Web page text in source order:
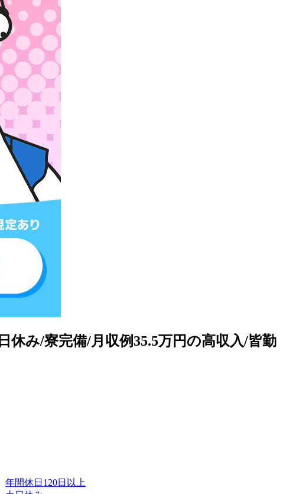
休み/寮完備/月収例35.5万円の高収入/皆勤
年間休日120日以上